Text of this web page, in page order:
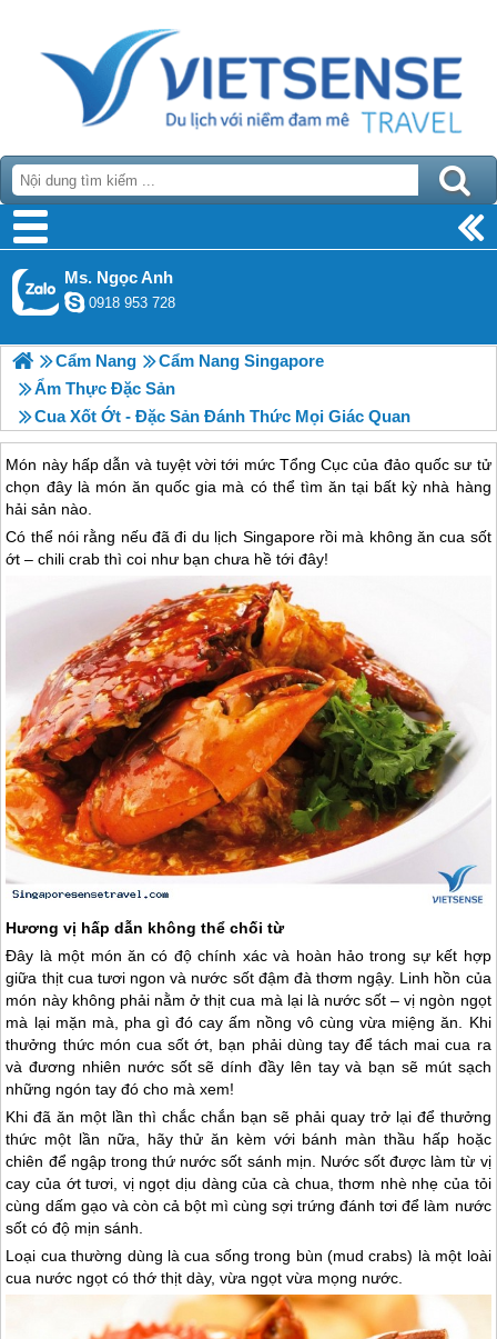
Ms. Ngọc Anh
0918 953 728
Cẩm Nang
Cẩm Nang Singapore
Ẩm Thực Đặc Sản
Cua Xốt Ớt - Đặc Sản Đánh Thức Mọi Giác Quan
Món này hấp dẫn và tuyệt vời tới mức Tổng Cục của đảo quốc sư tử
chọn đây là món ăn quốc gia mà có thể tìm ăn tại bất kỳ nhà hàng
hải sản nào.
Có thể nói rằng nếu đã đi du lịch Singaporerồi mà không ăn cua sốt
ớt – chili crab thì coi như bạn chưa hề tới đây!
Hương vị hấp dẫn không thể chối từ
Đây là một món ăn có độ chính xác và hoàn hảo trong sự kết hợp
giữa thịt cua tươi ngon và nước sốt đậm đà thơm ngậy. Linh hồn của
món này không phải nằm ở thịt cua mà lại là nước sốt – vị ngòn ngọt
mà lại mặn mà, pha gì đó cay ấm nồng vô cùng vừa miệng ăn. Khi
thưởng thức món cua sốt ớt, bạn phải dùng tay để tách mai cua ra
và đương nhiên nước sốt sẽ dính đầy lên tay và bạn sẽ mút sạch
những ngón tay đó cho mà xem!
Khi đã ăn một lần thì chắc chắn bạn sẽ phải quay trở lại để thưởng
thức một lần nữa, hãy thử ăn kèm với bánh màn thầu hấp hoặc
chiên để ngập trong thứ nước sốt sánh mịn. Nước sốt được làm từ vị
cay của ớt tươi, vị ngọt dịu dàng của cà chua, thơm nhè nhẹ của tỏi
cùng dấm gạo và còn cả bột mì cùng sợi trứng đánh tơi để làm nước
sốt có độ mịn sánh.
Loại cua thường dùng là cua sống trong bùn (mud crabs) là một loài
cua nước ngọt có thớ thịt dày, vừa ngọt vừa mọng nước.